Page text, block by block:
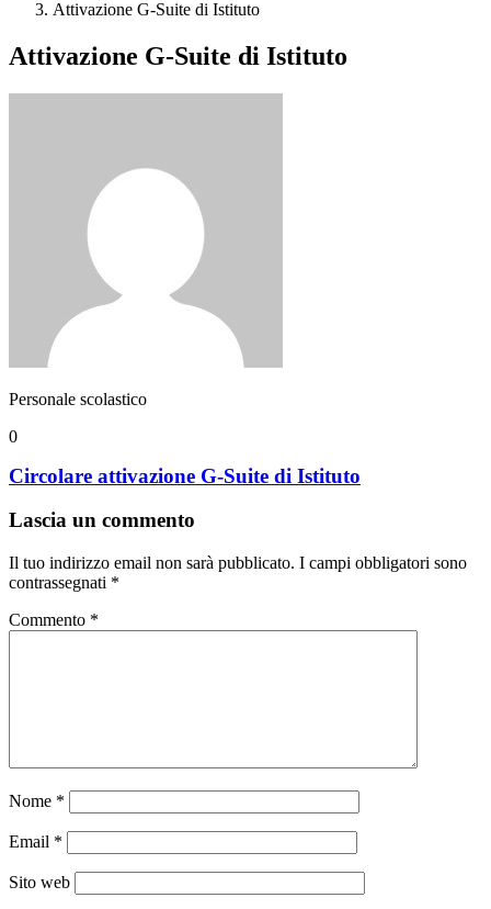
Attivazione G-Suite di Istituto
Attivazione G-Suite di Istituto
Personale scolastico
0
Circolare attivazione G-Suite di Istituto
Lascia un commento
Il tuo indirizzo email non sarà pubblicato. I campi obbligatori sono
contrassegnati *
Commento *
Nome *
Email *
Sito web